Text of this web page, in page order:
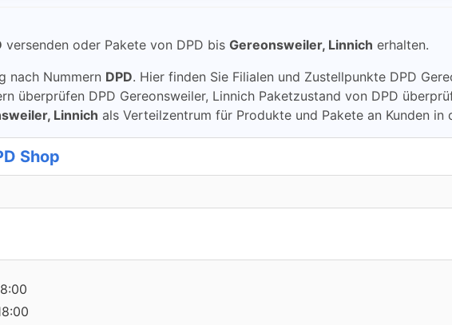
versenden oder Pakete von DPD bis Gereonsweiler, Linnich erhalten.
nach Nummern DPD. Hier finden Sie Filialen und Zustellpunkte DPD
überprüfen DPD Gereonsweiler, Linnich Paketzustand von DPD
Linnich als Verteilzentrum für Produkte und Pakete an Kunden in
Shop